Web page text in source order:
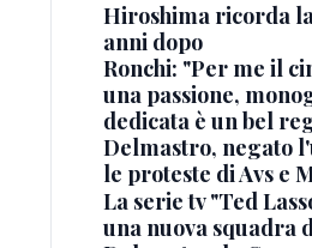
Hiroshima ricorda la
anni dopo
Ronchi: "Per me il
una passione,
dedicata è un bel
Delmastro, negato
le proteste di Avs e
La serie tv "Ted
una nuova squadra